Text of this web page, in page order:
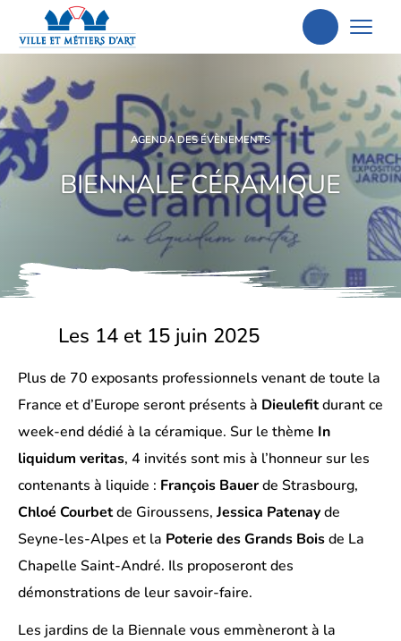
Aller
la
recherche
AGENDA DES ÉVÈNEMENTS
BIENNALE CÉRAMIQUE
Les 14 et 15 juin 2025
Plus de 70 exposants professionnels venant de toute la
France et d’Europe seront présents à Dieulefitdurant ce
week-end dédié à la céramique. Sur le thème In
liquidum veritas, 4 invités sont mis à l’honneur sur les
contenants à liquide : François Bauerde Strasbourg,
Chloé Courbetde Giroussens,Jessica Patenayde
Seyne-les-Alpes et la Poterie des Grands Boisde La
Chapelle Saint-André. Ils proposeront des
démonstrations de leur savoir-faire.
Les jardins de la Biennale vous emmèneront à la